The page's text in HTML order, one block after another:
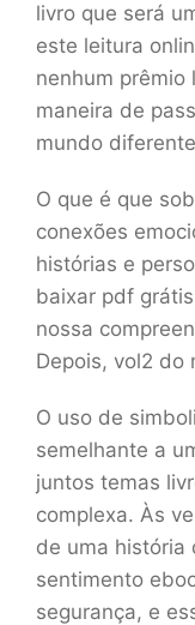
livro que será
este leitura
nenhum prêmio
maneira de
mundo
O que é que
conexões
histórias e
baixar pdf
nossa
Depois, vol2 do
O uso de
semelhante a
juntos temas
complexa. Às
de uma história
sentimento
segurança, e